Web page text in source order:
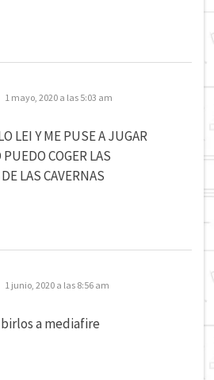
dice:
1 mayo, 2020 a las 5:03 am
LEI Y ME PUSE A JUGAR
COGER LAS
LAS CAVERNAS
dice:
1 junio, 2020 a las 8:56 am
a mediafire